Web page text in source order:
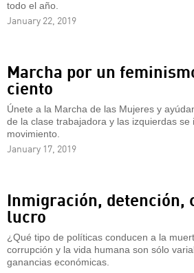
todo el año.
January 22, 2019
Marcha por un
ciento
Únete a la Marcha de las Mujeres y
de la clase trabajadora y las izquierdas se
movimiento.
January 17, 2019
Inmigración, detención,
lucro
¿Qué tipo de políticas conducen a la
corrupción y la vida humana son sólo
ganancias económicas.